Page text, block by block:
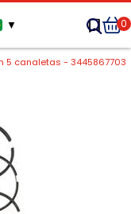
▼ 0
5 canaletas - 3445867703